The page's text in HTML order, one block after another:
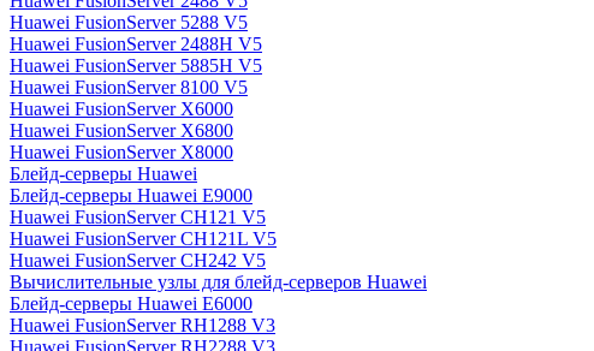
Huawei FusionServer 5288 V5
Huawei FusionServer 2488H V5
Huawei FusionServer 5885H V5
Huawei FusionServer 8100 V5
Huawei FusionServer X6000
Huawei FusionServer X6800
Huawei FusionServer X8000
Блейд-серверы Huawei
Блейд-серверы Huawei E9000
Huawei FusionServer CH121 V5
Huawei FusionServer CH121L V5
Huawei FusionServer CH242 V5
Вычислительные узлы для блейд-серверов Huawei
Блейд-серверы Huawei E6000
Huawei FusionServer RH1288 V3
Huawei FusionServer RH2288 V3